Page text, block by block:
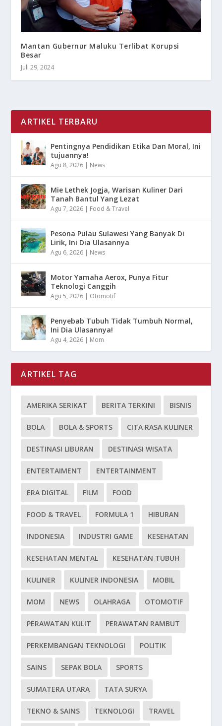
Mantan Gubernur Maluku Terlibat Korupsi
Besar
Juli 29, 2024
ARTIKEL TERBARU
Pentingnya Pendidikan Etika Dan Moral, Ini
tujuannya!
Agu 8, 2026 | News
Mie Lethek Jogja, Warisan Kuliner Dari
Tanah Bantul Yang Lezat
Agu 7, 2026 | Food & Travel
Pesona Pulau Sulawesi Yang Banyak Di
Lirik, Ini Dia Ulasannya
Agu 6, 2026 | News
Motor Yamaha Aerox, Punya Fitur
Teknologi Canggih
Agu 5, 2026 | Otomotif
Penyebab Tubuh Tidak Tumbuh Normal,
Ini Dia Ulasannya!
Agu 4, 2026 | Mom
ARTIKEL TAG
AMERIKA SERIKAT BERITA TERKINI BISNIS
BOLA BOLA & SPORTS CITA RASA KULINER
DESTINASI LIBURAN DESTINASI WISATA
ENTERTAIMENT ENTERTAINMENT
ERA DIGITAL FILM FOOD
FOOD & TRAVEL FORMULA 1 HIBURAN
INDONESIA INDUSTRI GAME KESEHATAN
KESEHATAN MENTAL KESEHATAN TUBUH
KULINER KULINER INDONESIA MOBIL
MOM NEWS OLAHRAGA OTOMOTIF
PERAWATAN KULIT PERAWATAN RAMBUT
PERKEMBANGAN TEKNOLOGI POLITIK
SAINS SEPAK BOLA SPORTS
SUMATERA UTARA TATA SURYA
TEKNO & SAINS TEKNOLOGI TRAVEL